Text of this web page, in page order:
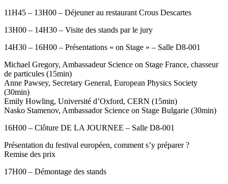
11H45 – 13H00 – Déjeuner au restaurant Crous Descartes
13H00 – 14H30 – Visite des stands par le jury
14H30 – 16H00 – Présentations « on Stage » – Salle D8-001
Michael Gregory, Ambassadeur Science on Stage France, chasseur
de particules (15min)
Anne Pawsey, Secretary General, European Physics Society
(30min)
Emily Howling, Université d’Oxford, CERN (15min)
Nasko Stamenov, Ambassador Science on Stage Bulgarie (30min)
16H00 – Clôture DE LA JOURNEE – Salle D8-001
Présentation du festival européen, comment s’y préparer ?
Remise des prix
17H00 – Démontage des stands